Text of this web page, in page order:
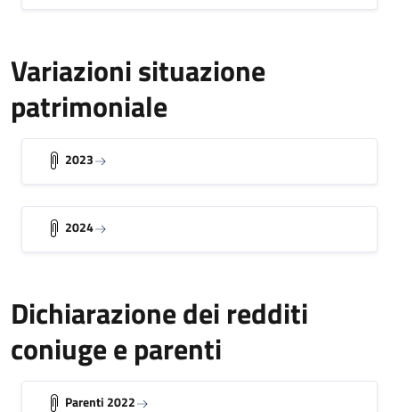
Variazioni situazione
patrimoniale
2023
2024
Dichiarazione dei redditi
coniuge e parenti
Parenti 2022